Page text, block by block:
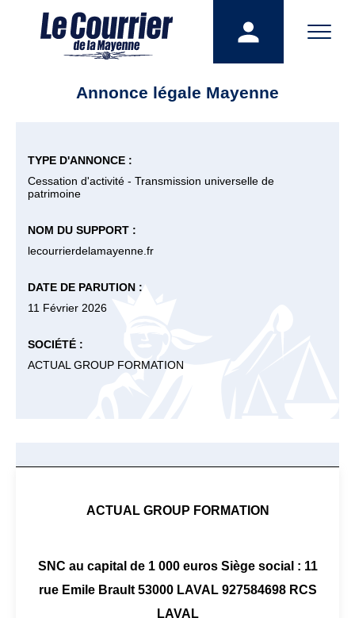
Annonce légale Mayenne
TYPE D'ANNONCE :
Cessation d'activité - Transmission universelle de
patrimoine
NOM DU SUPPORT :
lecourrierdelamayenne.fr
DATE DE PARUTION :
11 Février 2026
SOCIÉTÉ :
ACTUAL GROUP FORMATION
ACTUAL GROUP FORMATION
SNC au capital de 1 000 euros Siège social : 11
rue Emile Brault 53000 LAVAL 927584698 RCS
LAVAL